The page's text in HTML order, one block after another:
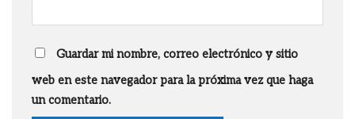
Guardar mi nombre, correo electrónico y sitio
web en este navegador para la próxima vez que haga
un comentario.